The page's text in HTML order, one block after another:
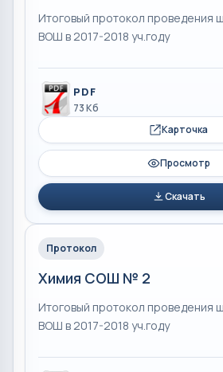
Итоговый протокол проведения
ВОШ в 2017-2018 уч.году
PDF
73 Кб
Карточка
Просмотр
Скачать
Протокол
Химия СОШ № 2
Итоговый протокол проведения
ВОШ в 2017-2018 уч.году